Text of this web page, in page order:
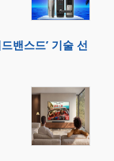
밴스드’ 기술 선